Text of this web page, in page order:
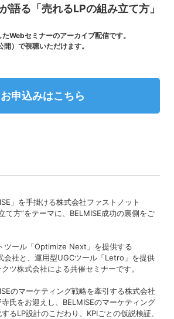
語る「売れるLPの組み立て方」
Webセミナーのアーカイブ配信です。
）で視聴いただけます。
お申込みはこちら
」を手掛ける株式会社ファストノット
て方”をテーマに、BELMISE成功の裏側をご
ツール「Optimize Next」を提供する
会社と、運用型UGCツール「Letro」を提供
ツ株式会社による共催セミナーです。
のマーケティング戦略を牽引する株式会社
氏をお迎えし、BELMISEのマーケティング
るLP設計のこだわり、KPIごとの仮説検証、